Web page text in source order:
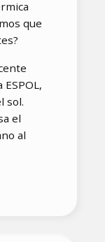
que
sol.
el
al